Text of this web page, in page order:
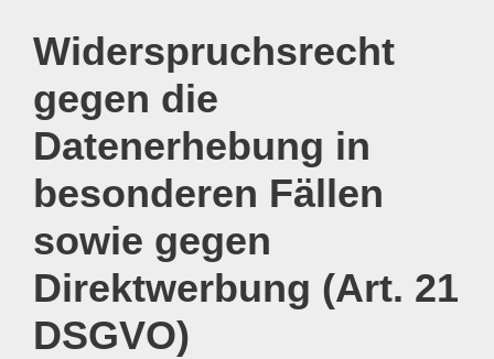
Widerspruchsrecht
gegen die
Datenerhebung in
besonderen Fällen
sowie gegen
Direktwerbung (Art. 21
DSGVO)